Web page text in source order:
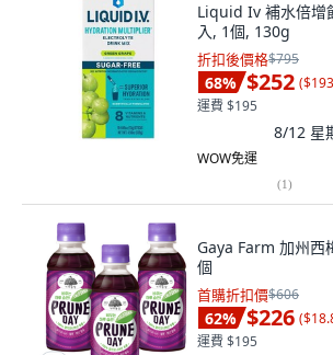
Liquid Iv 補水倍增
入, 1個, 130g
折扣後價格$795
68% $252 (
運費 $195
8/12 星
WOW免運
(1)
Gaya Farm 加州
個
首購折扣價$606
62% $226 (
運費 $195